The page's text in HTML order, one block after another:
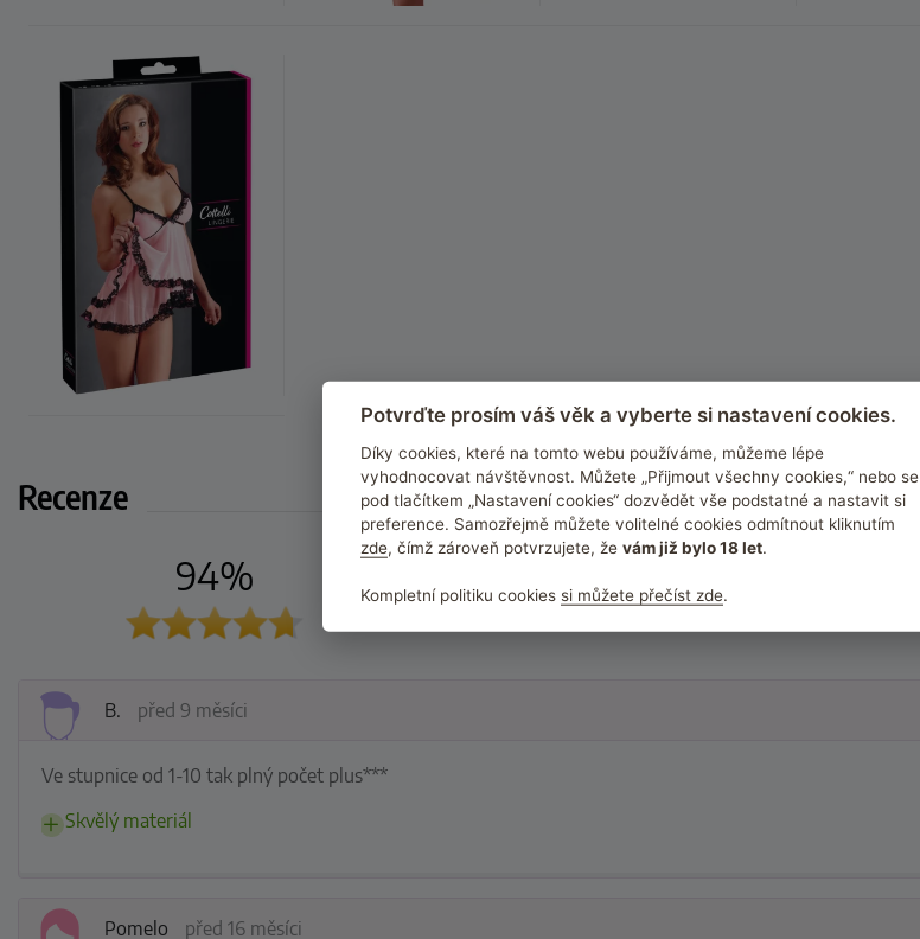
Recenze
94%
Hodnotit mohou pouze zákazníci, kteří zboží zakoupili.
B. před 9 měsíci
Ve stupnice od 1-10 tak plný počet plus***
Skvělý materiál
Pomelo před 16 měsíci
Potvrďte prosím váš věk a vyberte si nastavení cookies.
Díky cookies, které na tomto webu používáme, můžeme lépe
vyhodnocovat návštěvnost. Můžete „Přijmout všechny cookies,“ nebo se
pod tlačítkem „Nastavení cookies“ dozvědět vše podstatné a nastavit si
preference. Samozřejmě můžete volitelné cookies odmítnout kliknutím
zde, čímž zároveň potvrzujete, že vám již bylo 18 let.
Kompletní politiku cookies si můžete přečíst zde.